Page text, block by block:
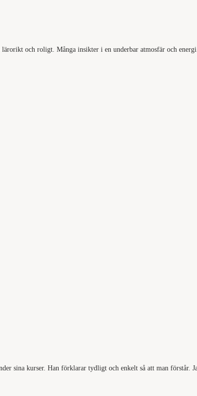
och roligt. Många insikter i en underbar atmosfär och
sina kurser. Han förklarar tydligt och enkelt så att man